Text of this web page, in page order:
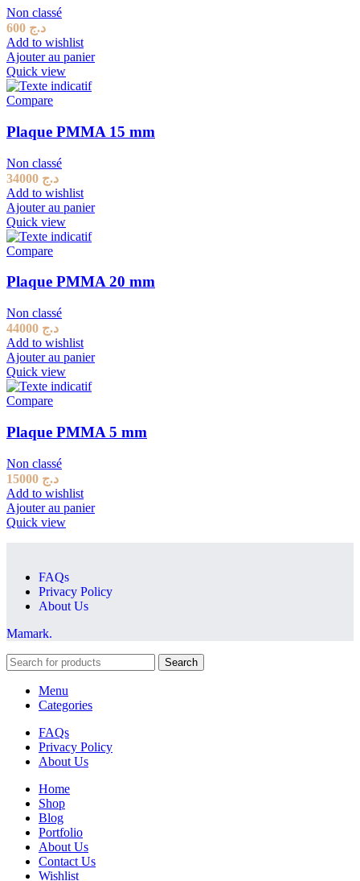
Non classé
د.ج
Add to wishlist
Ajouter au panier
Quick view
Compare
Plaque PMMA 15 mm
Non classé
د.ج
Add to wishlist
Ajouter au panier
Quick view
Compare
Plaque PMMA 20 mm
Non classé
د.ج
Add to wishlist
Ajouter au panier
Quick view
Compare
Plaque PMMA 5 mm
Non classé
د.ج
Add to wishlist
Ajouter au panier
Quick view
FAQs
Privacy Policy
About Us
Mamark.
Search
Menu
Categories
FAQs
Privacy Policy
About Us
Home
Shop
Blog
Portfolio
About Us
Contact Us
Wishlist